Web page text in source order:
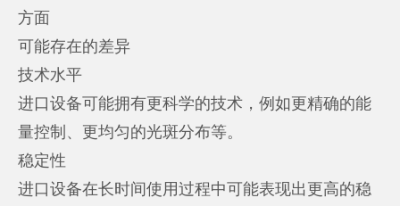
方面
可能存在的差异
技术水平
进口设备可能拥有更科学的技术，例如更精确的能
量控制、更均匀的光斑分布等。
稳定性
进口设备在长时间使用过程中可能表现出更高的稳